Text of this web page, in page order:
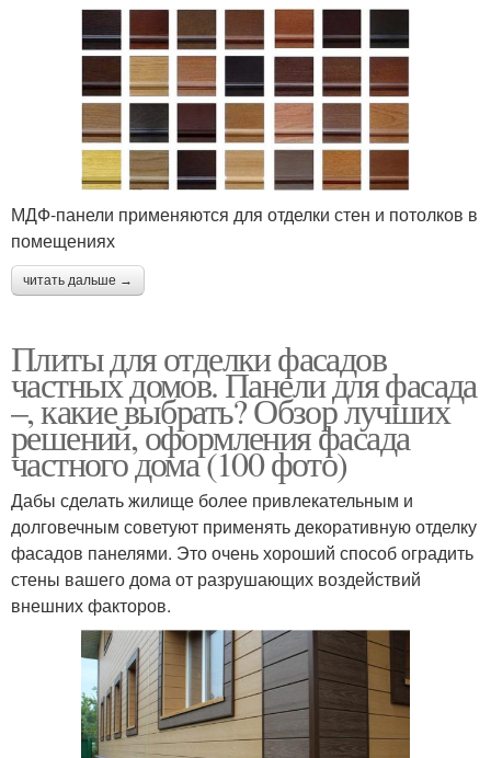
МДФ-панели применяются для отделки стен и потолков в
помещениях
читать дальше →
Плиты для отделки фасадов
частных домов. Панели для фасада
–, какие выбрать? Обзор лучших
решений, оформления фасада
частного дома (100 фото)
Дабы сделать жилище более привлекательным и
долговечным советуют применять декоративную отделку
фасадов панелями. Это очень хороший способ оградить
стены вашего дома от разрушающих воздействий
внешних факторов.